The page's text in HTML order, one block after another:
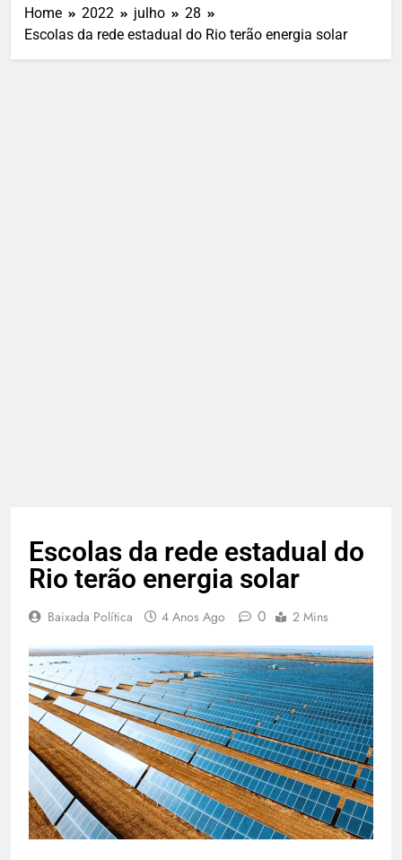
Home 2022 julho
28
Escolas da rede estadual do Rio terão energia solar
Escolas da rede estadual do
Rio terão energia solar
Baixada Política 4 Anos Ago 0 2 Mins